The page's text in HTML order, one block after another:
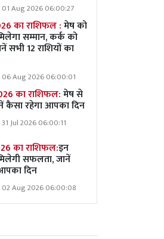
01 Aug 2026 06:00:27
का राशिफल :मेष को
सम्मान, कर्क को
सभी 12 राशियों का
06 Aug 2026 06:00:01
का राशिफल:मेष से
कैसा रहेगा आपका दिन
Jul 2026 06:00:11
का राशिफल:इन
सफलता, जानें
दिन
02 Aug 2026 06:00:08